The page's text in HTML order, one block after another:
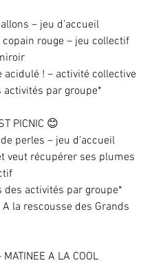
– jeu d’accueil
copain rouge – jeu collectif
acidulé ! – activité collective
activités par groupe*
PICNIC 😊
perles – jeu d’accueil
veut récupérer ses plumes
des activités par groupe*
A la rescousse des Grands
MATINEE A LA COOL